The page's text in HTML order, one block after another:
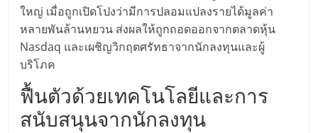
ขาย
แฟ
รน
ใหญ่ เมื่อถูกเปิดโปงว่ามีการปลอมแปลงรายได้มูลค่า
หลายพันล้านหยวน ส่งผลให้ถูกถอดออกจากตลาดหุ้น
Nasdaq และเผชิญวิกฤตศรัทธาจากนักลงทุนและผู้
บริโภค
ฟื้นตัวด้วยเทคโนโลยีและการ
สนับสนุนจากนักลงทุน